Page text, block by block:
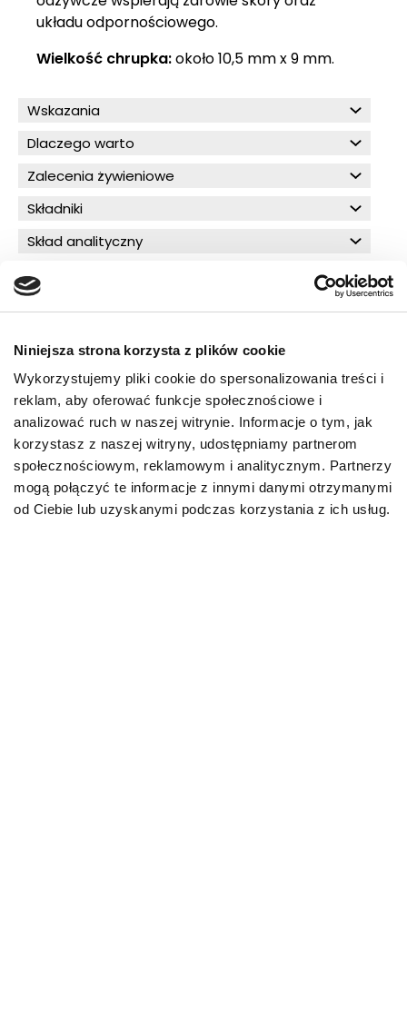
Niniejsza strona korzysta z plików cookie
Wykorzystujemy pliki cookie do spersonalizowania treści i
reklam, aby oferować funkcje społecznościowe i
analizować ruch w naszej witrynie. Informacje o tym, jak
korzystasz z naszej witryny, udostępniamy partnerom
społecznościowym, reklamowym i analitycznym. Partnerzy
mogą połączyć te informacje z innymi danymi otrzymanymi
od Ciebie lub uzyskanymi podczas korzystania z ich usług.
układu odpornościowego.
Wielkość chrupka:około 10,5 mm x 9 mm.
Wskazania
Dlaczego warto
Zalecenia żywieniowe
Składniki
Skład analityczny
PRZECZYTAJ WIĘCEJ